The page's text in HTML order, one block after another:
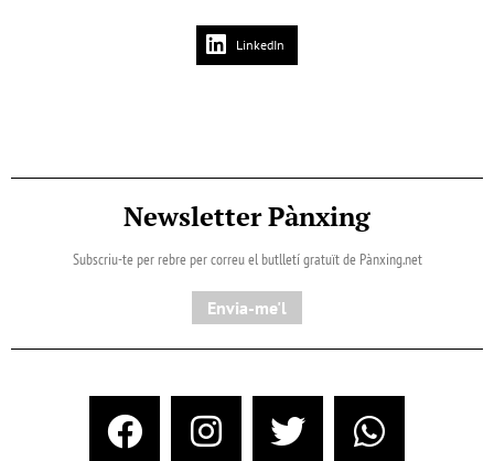
LinkedIn
Newsletter Pànxing
Subscriu-te per rebre per correu el butlletí gratuït de Pànxing.net​
Envia-me'l